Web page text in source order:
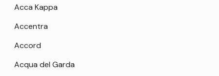
Acca Kappa
Accentra
Accord
Acqua del Garda